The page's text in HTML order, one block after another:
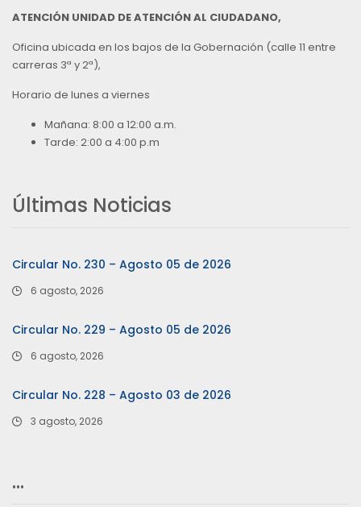
ATENCIÓN UNIDAD DE ATENCIÓN AL CIUDADANO,
Oficina ubicada en los bajos de la Gobernación (calle 11 entre
carreras 3ª y 2ª),
Horario de lunes a viernes
Mañana: 8:00 a 12:00 a.m.
Tarde: 2:00 a 4:00 p.m
Últimas Noticias
Circular No. 230 – Agosto 05 de 2026
6 agosto, 2026
Circular No. 229 – Agosto 05 de 2026
6 agosto, 2026
Circular No. 228 – Agosto 03 de 2026
3 agosto, 2026
…